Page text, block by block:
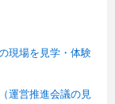
現場を見学・体験
運営推進会議の見